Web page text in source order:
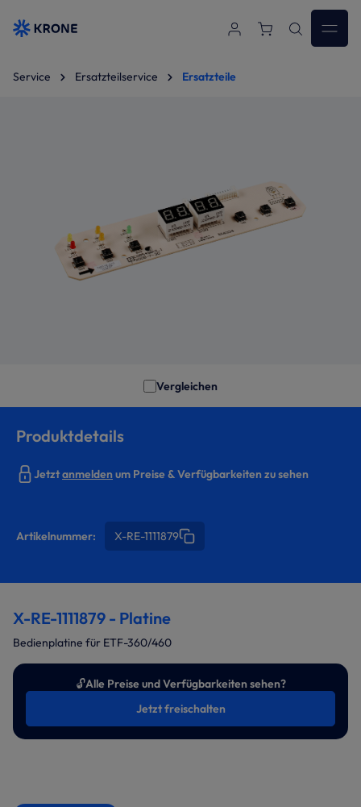
Zum Hauptinhalt springen
Service Ersatzteilservice Ersatzteile
Vergleichen
Produktdetails
Jetztanmeldenum Preise & Verfügbarkeiten zu sehen
Artikelnummer: X-RE-1111879
X-RE-1111879 - Platine
Bedienplatine für ETF-360/460
🔓Alle Preise und Verfügbarkeiten sehen?
Jetzt freischalten